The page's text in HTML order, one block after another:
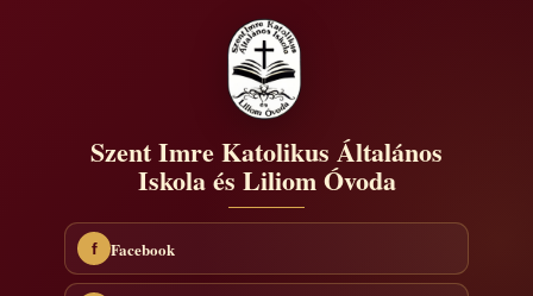
Szent Imre Katolikus Általános
Iskola és Liliom Óvoda
f Facebook